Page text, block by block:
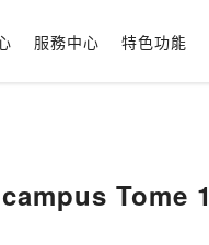
服務中心 特色功能
Tome 1